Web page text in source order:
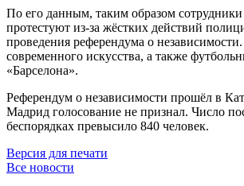
По его данным, таким образом
протестуют из-за жёстких действий
проведения референдума о
современного искусства, а также
«Барселона».
Референдум о независимости прошёл в
Мадрид голосование не признал. Число
беспорядках превысило 840 человек.
Версия для печати
Все новости